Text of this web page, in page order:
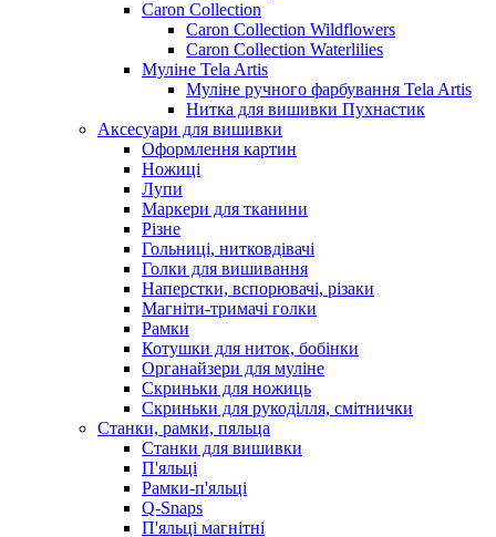
Caron Collection
Caron Collection Wildflowers
Caron Collection Waterlilies
Муліне Tela Artis
Муліне ручного фарбування Tela Artis
Нитка для вишивки Пухнастик
Аксесуари для вишивки
Оформлення картин
Ножиці
Лупи
Маркери для тканини
Різне
Гольниці, нитковдівачі
Голки для вишивання
Наперстки, вспорювачі, різаки
Магніти-тримачі голки
Рамки
Котушки для ниток, бобінки
Органайзери для муліне
Скриньки для ножиць
Скриньки для рукоділля, смітнички
Станки, рамки, пяльца
Станки для вишивки
П'яльці
Рамки-п'яльці
Q-Snaps
П'яльці магнітні